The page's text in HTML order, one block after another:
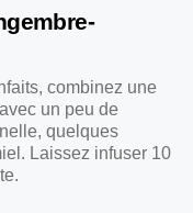
combinez une
un peu de
quelques
Laissez infuser 10